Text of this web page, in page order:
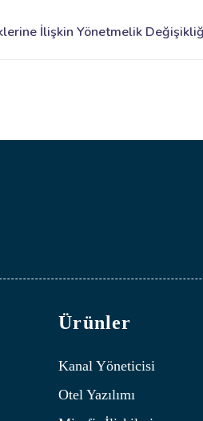
Ürünler
Kanal Yöneticisi
Otel Yazılımı